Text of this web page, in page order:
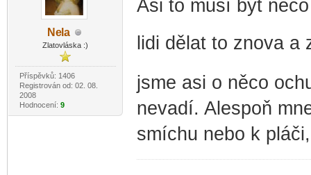
Nela
Zlatovláska :)
Příspěvků: 1406
Registrován od: 02. 08.
2008
Hodnocení: 9
Asi to musí být
lidi dělat to znova
jsme asi o něco
nevadí. Alespoň
smíchu nebo k